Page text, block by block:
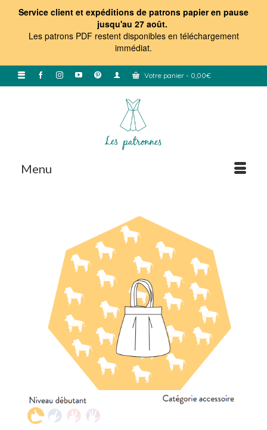
Service client et expéditions de patrons papier en pause
jusqu'au 27 août.
Les patrons PDF restent disponibles en téléchargement
immédiat.
Votre panier - 0,00€
Menu